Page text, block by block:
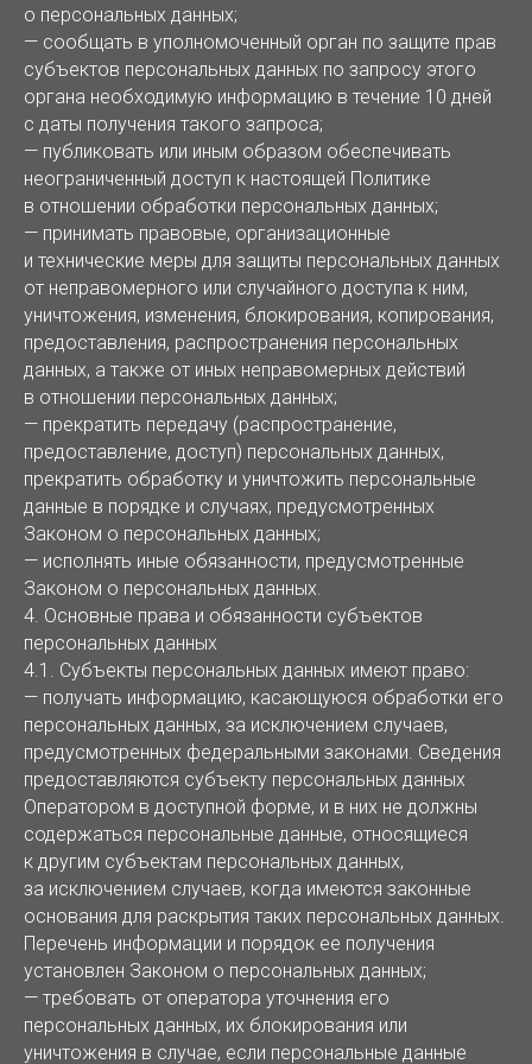
о персональных данных;
— сообщать в уполномоченный орган по защите прав
субъектов персональных данных по запросу этого
органа необходимую информацию в течение 10 дней
с даты получения такого запроса;
— публиковать или иным образом обеспечивать
неограниченный доступ к настоящей Политике
в отношении обработки персональных данных;
— принимать правовые, организационные
и технические меры для защиты персональных данных
от неправомерного или случайного доступа к ним,
уничтожения, изменения, блокирования, копирования,
предоставления, распространения персональных
данных, а также от иных неправомерных действий
в отношении персональных данных;
— прекратить передачу (распространение,
предоставление, доступ) персональных данных,
прекратить обработку и уничтожить персональные
данные в порядке и случаях, предусмотренных
Законом о персональных данных;
— исполнять иные обязанности, предусмотренные
Законом о персональных данных.
4. Основные права и обязанности субъектов
персональных данных
4.1. Субъекты персональных данных имеют право:
— получать информацию, касающуюся обработки его
персональных данных, за исключением случаев,
предусмотренных федеральными законами. Сведения
предоставляются субъекту персональных данных
Оператором в доступной форме, и в них не должны
содержаться персональные данные, относящиеся
к другим субъектам персональных данных,
за исключением случаев, когда имеются законные
основания для раскрытия таких персональных данных.
Перечень информации и порядок ее получения
установлен Законом о персональных данных;
— требовать от оператора уточнения его
персональных данных, их блокирования или
уничтожения в случае, если персональные данные